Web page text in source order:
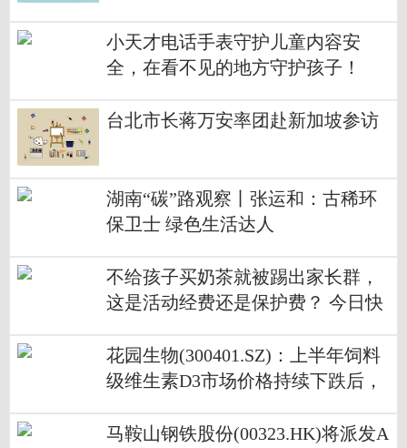
小天才电话手表守护儿童内容安
全，在看不见的地方守护孩子！
台北市长蒋万安率团赴新加坡参访
湖南“碳”路观察丨张运和：古稀环
保卫士 绿色生活达人
不给孩子买奶茶就被踢出家长群，
这是活动经费还是保护费？ 今日快
花园生物(300401.SZ)：上半年饲料
级维生素D3市场价格持续下跌后，
马鞍山钢铁股份(00323.HK)将派发A